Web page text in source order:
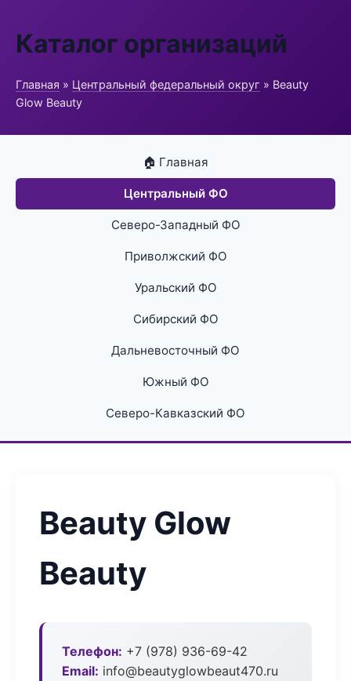
Каталог организаций
Главная » Центральный федеральный округ » Beauty
Glow Beauty
🏠 Главная
Центральный ФО
Северо-Западный ФО
Приволжский ФО
Уральский ФО
Сибирский ФО
Дальневосточный ФО
Южный ФО
Северо-Кавказский ФО
Beauty Glow
Beauty
Телефон: +7 (978) 936-69-42
Email: info@beautyglowbeaut470.ru